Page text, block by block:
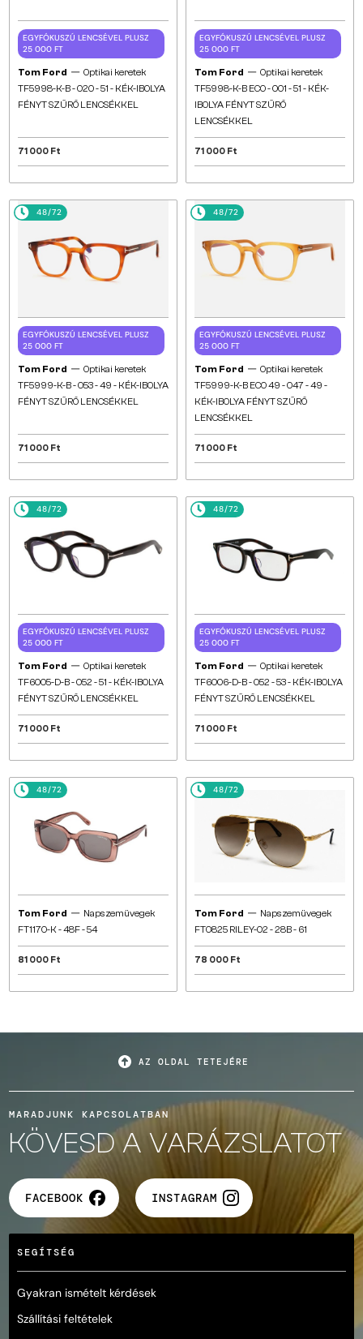
EGYFÓKUSZÚ LENCSÉVEL PLUSZ
25 000 FT
Tom Ford — Optikai keretek
TF5998-K-B - 020 - 51 - KÉK-IBOLYA
FÉNYT SZŰRŐ LENCSÉKKEL
71 000 Ft
EGYFÓKUSZÚ LENCSÉVEL PLUSZ
25 000 FT
Tom Ford — Optikai keretek
TF5998-K-B ECO - 001 - 51 - KÉK-
IBOLYA FÉNYT SZŰRŐ
LENCSÉKKEL
71 000 Ft
48/72
EGYFÓKUSZÚ LENCSÉVEL PLUSZ
25 000 FT
Tom Ford — Optikai keretek
TF5999-K-B - 053 - 49 - KÉK-IBOLYA
FÉNYT SZŰRŐ LENCSÉKKEL
71 000 Ft
48/72
EGYFÓKUSZÚ LENCSÉVEL PLUSZ
25 000 FT
Tom Ford — Optikai keretek
TF5999-K-B ECO 49 - 047 - 49 -
KÉK-IBOLYA FÉNYT SZŰRŐ
LENCSÉKKEL
71 000 Ft
48/72
EGYFÓKUSZÚ LENCSÉVEL PLUSZ
25 000 FT
Tom Ford — Optikai keretek
TF6005-D-B - 052 - 51 - KÉK-IBOLYA
FÉNYT SZŰRŐ LENCSÉKKEL
71 000 Ft
48/72
EGYFÓKUSZÚ LENCSÉVEL PLUSZ
25 000 FT
Tom Ford — Optikai keretek
TF6006-D-B - 052 - 53 - KÉK-IBOLYA
FÉNYT SZŰRŐ LENCSÉKKEL
71 000 Ft
48/72
Tom Ford — Napszemüvegek
FT1170-K - 48F - 54
81 000 Ft
48/72
Tom Ford — Napszemüvegek
FT0825 RILEY-02 - 28B - 61
78 000 Ft
AZ OLDAL TETEJÉRE
MARADJUNK KAPCSOLATBAN
KÖVESD A VARÁZSLATOT
FACEBOOK INSTAGRAM
SEGÍTSÉG
Gyakran ismételt kérdések
Szállítási feltételek